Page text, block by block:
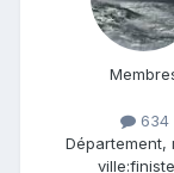
634
Département,
ville: